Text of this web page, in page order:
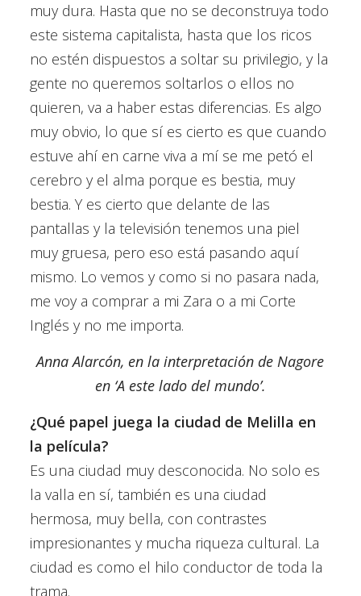
muy dura. Hasta que no se deconstruya todo
este sistema capitalista, hasta que los ricos
no estén dispuestos a soltar su privilegio, y la
gente no queremos soltarlos o ellos no
quieren, va a haber estas diferencias. Es algo
muy obvio, lo que sí es cierto es que cuando
estuve ahí en carne viva a mí se me petó el
cerebro y el alma porque es bestia, muy
bestia. Y es cierto que delante de las
pantallas y la televisión tenemos una piel
muy gruesa, pero eso está pasando aquí
mismo. Lo vemos y como si no pasara nada,
me voy a comprar a mi Zara o a mi Corte
Inglés y no me importa.
Anna Alarcón, en la interpretación de Nagore
en ‘A este lado del mundo’.
¿Qué papel juega la ciudad de Melilla en
la película?
Es una ciudad muy desconocida. No solo es
la valla en sí, también es una ciudad
hermosa, muy bella, con contrastes
impresionantes y mucha riqueza cultural. La
ciudad es como el hilo conductor de toda la
trama.